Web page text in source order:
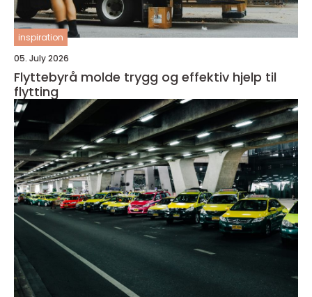
inspiration
05. July 2026
Flyttebyrå molde trygg og effektiv hjelp til
flytting